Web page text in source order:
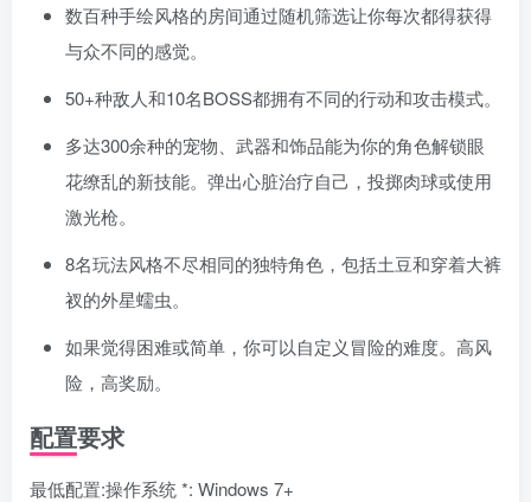
数百种手绘风格的房间通过随机筛选让你每次都得获得
与众不同的感觉。
50+种敌人和10名BOSS都拥有不同的行动和攻击模式。
多达300余种的宠物、武器和饰品能为你的角色解锁眼
花缭乱的新技能。弹出心脏治疗自己，投掷肉球或使用
激光枪。
8名玩法风格不尽相同的独特角色，包括土豆和穿着大裤
衩的外星蠕虫。
如果觉得困难或简单，你可以自定义冒险的难度。高风
险，高奖励。
配置要求
最低配置:操作系统 *: Windows 7+